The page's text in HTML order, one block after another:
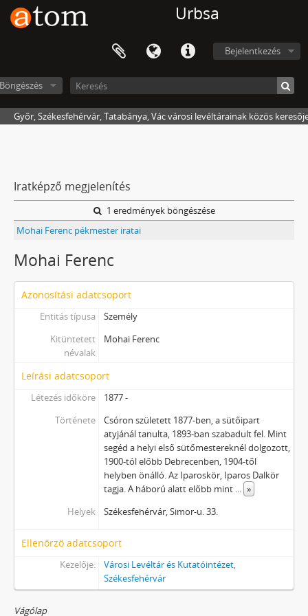
Urbsa
Bejelentkezés
Győr, Székesfehérvár, Tatabánya, Vác városi levéltárainak közös
Iratképző megjelenítés
1 eredmények böngészése
Mohai Ferenc pékmester iratai
Mohai Ferenc
Azonosítási adatcsoport
Entitás típusa
Személy
Kitüntetett
névalak
Mohai Ferenc
Leírási adatcsoport
Létezés időköre
1877 -
Története
Csóron született 1877-ben, a sütőipart
atyjánál tanulta, 1893-ban szabadult fel. Mint
segéd a helyi első sütőmestereknél dolgozott,
1900-tól előbb Debrecenben, 1904-től
helyben önálló. Az Iparoskör, Iparos Dalkör
tagja. A háború alatt előbb mint ... »
Helyek
Székesfehérvár, Simor-u. 33.
Ellenőrző adatcsoport
Kezelője:
Városi Levéltár és Kutatóintézet,
Székesfehérvár
Vágólap